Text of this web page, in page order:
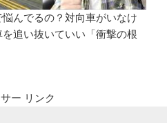
んでるの？対向車がいなけ
追い抜いていい「衝撃の根
ー リンク